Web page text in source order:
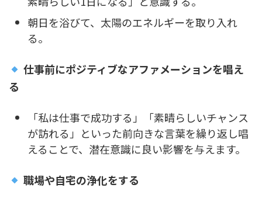
朝日を浴びて、太陽のエネルギーを取り入れ
る。
仕事前にポジティブなアファメーションを唱え
る
「私は仕事で成功する」「素晴らしいチャンス
が訪れる」といった前向きな言葉を繰り返し唱
えることで、潜在意識に良い影響を与えます。
職場や自宅の浄化をする